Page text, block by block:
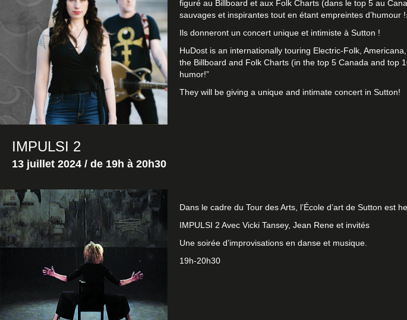
figuré au Billboard et aux Folk Charts (dans le top 5 au
sauvages et inspirantes tout en étant empreintes d’humour
Ils donneront un concert unique et intimiste à Sutton !
HuDost is an internationally touring Electric-Folk,
the Billboard and Folk Charts (in the top 5 Canada and top
humor!”
They will be giving a unique and intimate concert in Sutton!
IMPULSI 2
13 juillet 2024 / de 19h à 20h30
Dans le cadre duTour des Arts , l’École d’art de Sutton est
IMPULSI 2 Avec Vicki Tansey, Jean Rene et invités
Une soirée d’improvisations en danse et musique.
19h-20h30